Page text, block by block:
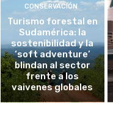
CONSERVACIÓN
Turismo forestal en
Sudamérica: la
sostenibilidad y la
‘soft adventure’
blindan al sector
frente a los
vaivenes globales